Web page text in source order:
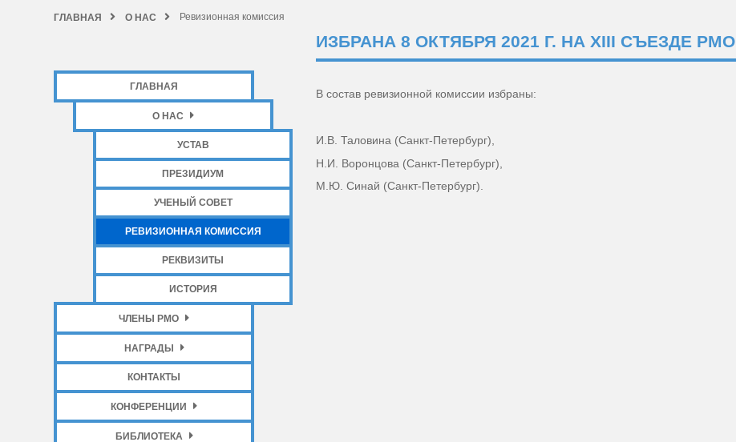
ГЛАВНАЯ О НАС Ревизионная комиссия
ГЛАВНАЯ
О НАС
УСТАВ
ПРЕЗИДИУМ
УЧЕНЫЙ СОВЕТ
РЕВИЗИОННАЯ КОМИССИЯ
РЕКВИЗИТЫ
ИСТОРИЯ
ЧЛЕНЫ РМО
НАГРАДЫ
КОНТАКТЫ
КОНФЕРЕНЦИИ
БИБЛИОТЕКА
ИЗБРАНА 8 ОКТЯБРЯ 2021 Г. НА XIII СЪЕЗДЕ РМО
В состав ревизионной комиссии избраны:
И.В. Таловина (Санкт-Петербург),
Н.И. Воронцова (Санкт-Петербург),
М.Ю. Синай (Санкт-Петербург).